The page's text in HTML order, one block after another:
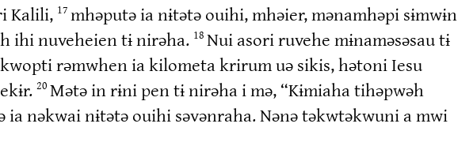
Kalili, 17 mhəputə ia nɨtətə ouihi, mhəier, mənamhəpi sɨmwɨn
ihi nuveheien tɨ nirəha. 18 Nui asori ruvehe mɨnaməsəsau tɨ
kwopti rəmwhen ia kilometa krirum uə sikis, hətoni Iesu
20 Mətə in rɨni pen tɨ nirəha i mə, “Kɨmiaha tihəpwəh
nəkwai nɨtətə ouihi səvənraha. Nənə təkwtəkwuni a mwi